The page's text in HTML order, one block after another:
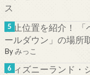
停止位置を紹介！
ールダウン」の場所
Byみっこ
ディズニーランド・